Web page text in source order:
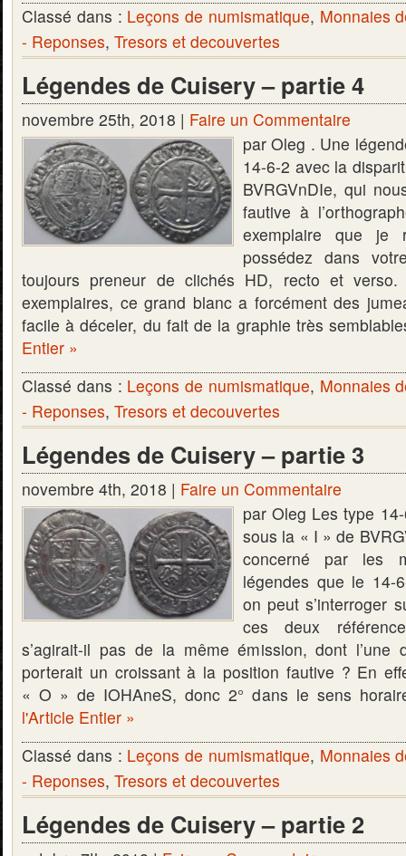
Classé dans : Leçons de numismatique, Monnaies
- Reponses, Tresors et decouvertes
Légendes de Cuisery – partie 4
novembre 25th, 2018 | Faire un Commentaire
par Oleg . Une
14-6-2 avec la
BVRGVnDIe, qui
fautive à
exemplaire que je
possédez dans
toujours preneur de clichés HD, recto et verso.
exemplaires, ce grand blanc a forcément des
facile à déceler, du fait de la graphie très
Entier »
Classé dans : Leçons de numismatique, Monnaies
- Reponses, Tresors et decouvertes
Légendes de Cuisery – partie 3
novembre 4th, 2018 | Faire un Commentaire
par Oleg Les type
sous la « I » de
concerné par les
légendes que le 14-
on peut s’interroger
ces deux
s’agirait-il pas de la même émission, dont l’une
porterait un croissant à la position fautive ? En
« O » de IOHAneS, donc 2° dans le sens
l'Article Entier »
Classé dans : Leçons de numismatique, Monnaies
- Reponses, Tresors et decouvertes
Légendes de Cuisery – partie 2